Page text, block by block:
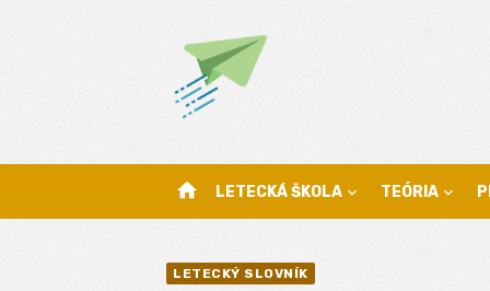
home LETECKÁ ŠKOLA TEÓRIA
LETECKÝ SLOVNÍK